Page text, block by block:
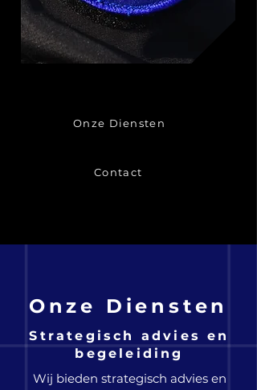
Onze Diensten
Contact
Onze Diensten
Strategisch advies en
begeleiding
Wij bieden strategisch advies en